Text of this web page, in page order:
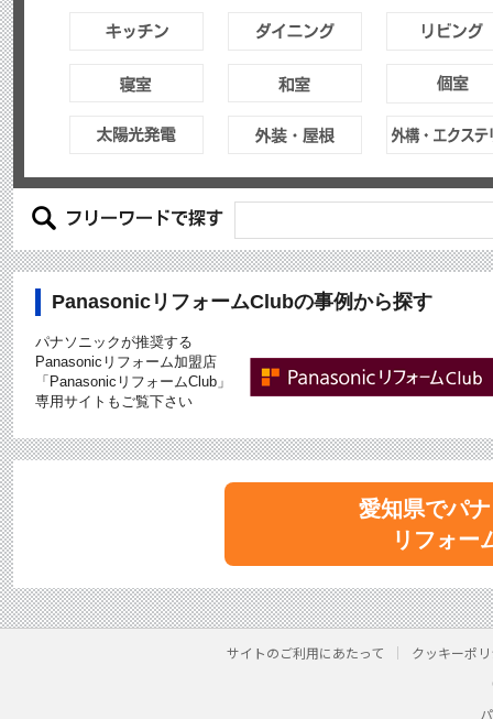
PanasonicリフォームClubの事例から探す
パナソニックが推奨する
Panasonicリフォーム加盟店
「PanasonicリフォームClub」
専用サイトもご覧下さい
愛知県でパ
リフォー
サイトのご利用にあたって クッキーポ